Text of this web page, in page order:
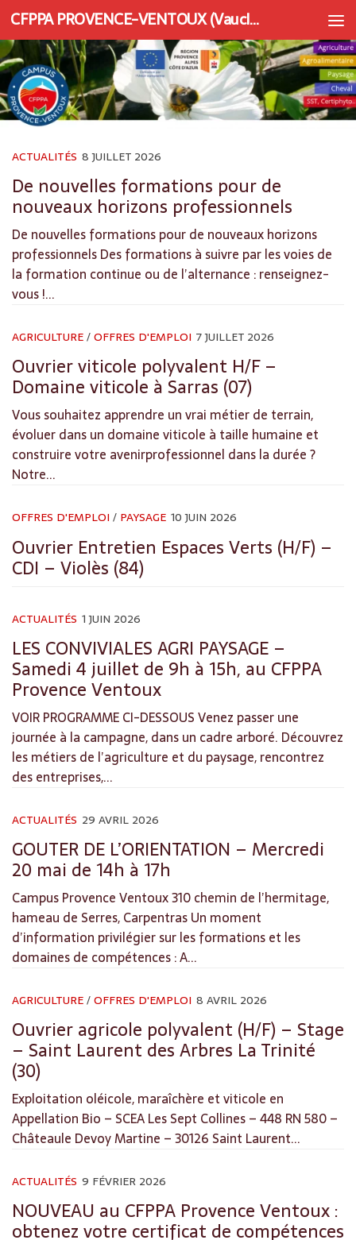
Au dessous du contenu CFPPA PROVENCE-VENTOUX (Vaucluse) | Apprentissage et Formation continue
ACTUALITÉS 8 JUILLET 2026
De nouvelles formations pour de
nouveaux horizons professionnels
De nouvelles formations pour de nouveaux horizons
professionnels Des formations à suivre par les voies de
la formation continue ou de l’alternance : renseignez-
vous !...
AGRICULTURE/OFFRES D'EMPLOI 7 JUILLET 2026
Ouvrier viticole polyvalent H/F –
Domaine viticole à Sarras (07)
Vous souhaitez apprendre un vrai métier de terrain,
évoluer dans un domaine viticole à taille humaine et
construire votre avenirprofessionnel dans la durée ?
Notre...
OFFRES D'EMPLOI / PAYSAGE 10 JUIN 2026
Ouvrier Entretien Espaces Verts (H/F) –
CDI – Violès (84)
ACTUALITÉS 1 JUIN 2026
LES CONVIVIALES AGRI PAYSAGE –
Samedi 4 juillet de 9h à 15h, au CFPPA
Provence Ventoux
VOIR PROGRAMME CI-DESSOUS Venez passer une
journée à la campagne, dans un cadre arboré. Découvrez
les métiers de l’agriculture et du paysage, rencontrez
des entreprises,...
ACTUALITÉS 29 AVRIL 2026
GOUTER DE L’ORIENTATION – Mercredi
20 mai de 14h à 17h
Campus Provence Ventoux 310 chemin de l’hermitage,
hameau de Serres, Carpentras Un moment
d’information privilégier sur les formations et les
domaines de compétences : A...
AGRICULTURE/OFFRES D'EMPLOI 8 AVRIL 2026
Ouvrier agricole polyvalent (H/F) – Stage
– Saint Laurent des Arbres La Trinité
(30)
Exploitation oléicole, maraîchère et viticole en
Appellation Bio – SCEA Les Sept Collines – 448 RN 580 –
Châteaule Devoy Martine – 30126 Saint Laurent...
ACTUALITÉS 9 FÉVRIER 2026
NOUVEAU au CFPPA Provence Ventoux :
obtenez votre certificat de compétences